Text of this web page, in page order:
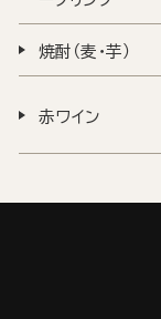
焼酎（麦・芋）
赤ワイン